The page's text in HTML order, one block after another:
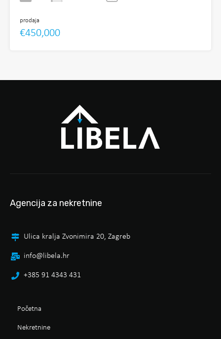
prodaja
€450,000
Agencija za nekretnine
Ulica kralja Zvonimira 20, Zagreb
info@libela.hr
+385 91 4343 431
Početna
Nekretnine